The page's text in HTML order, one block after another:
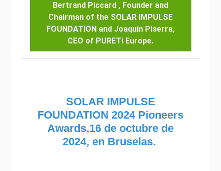
Bertrand Piccard , Founder and
Chairman of the SOLAR IMPULSE
FOUNDATION and Joaquín Piserra,
CEO of PURETi Europe.
SOLAR IMPULSE
FOUNDATION 2024 Pioneers
Awards,16 de octubre de
2024, en Bruselas.